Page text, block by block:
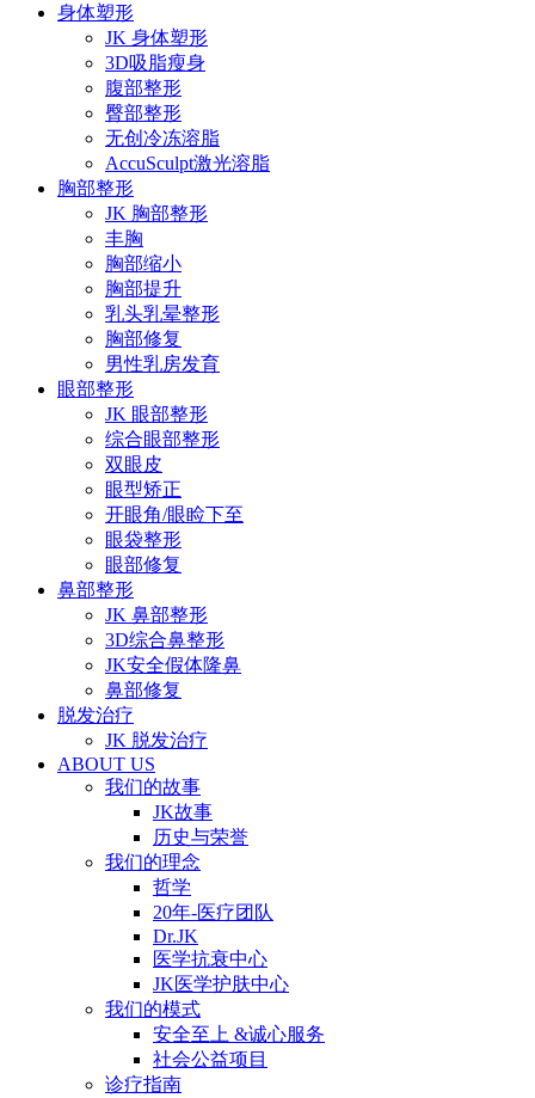
身体塑形
JK 身体塑形
3D吸脂瘦身
腹部整形
臀部整形
无创冷冻溶脂
AccuSculpt激光溶脂
胸部整形
JK 胸部整形
丰胸
胸部缩小
胸部提升
乳头乳晕整形
胸部修复
男性乳房发育
眼部整形
JK 眼部整形
综合眼部整形
双眼皮
眼型矫正
开眼角/眼睑下至
眼袋整形
眼部修复
鼻部整形
JK 鼻部整形
3D综合鼻整形
JK安全假体隆鼻
鼻部修复
脱发治疗
JK 脱发治疗
ABOUT US
我们的故事
JK故事
历史与荣誉
我们的理念
哲学
20年-医疗团队
Dr.JK
医学抗衰中心
JK医学护肤中心
我们的模式
安全至上 &诚心服务
社会公益项目
诊疗指南